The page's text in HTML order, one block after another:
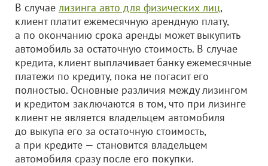
В случае лизинга авто для физических лиц,
клиент платит ежемесячную арендную плату,
а по окончанию срока аренды может выкупить
автомобиль за остаточную стоимость. В случае
кредита, клиент выплачивает банку ежемесячные
платежи по кредиту, пока не погасит его
полностью. Основные различия между лизингом
и кредитом заключаются в том, что при лизинге
клиент не является владельцем автомобиля
до выкупа его за остаточную стоимость,
а при кредите — становится владельцем
автомобиля сразу после его покупки.